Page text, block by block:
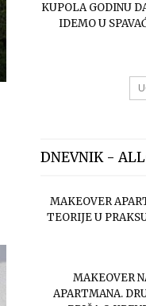
KUPOLA GODINU
IDEMO U
DNEVNIK -
MAKEOVER
TEORIJE U
MAKEOVER
APARTMANA.